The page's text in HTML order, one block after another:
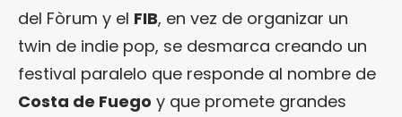
del Fòrum y el FIB, en vez de organizar un
twin de indie pop, se desmarca creando un
festival paralelo que responde al nombre de
Costa de Fuego y que promete grandes